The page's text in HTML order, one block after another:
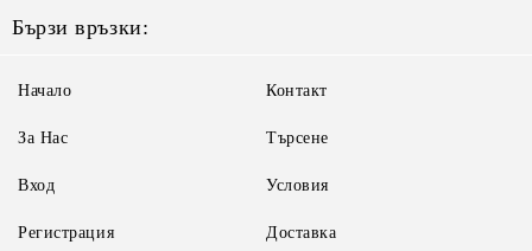
Бързи връзки:
Начало
За Нас
Вход
Регистрация
Контакт
Търсене
Условия
Доставка